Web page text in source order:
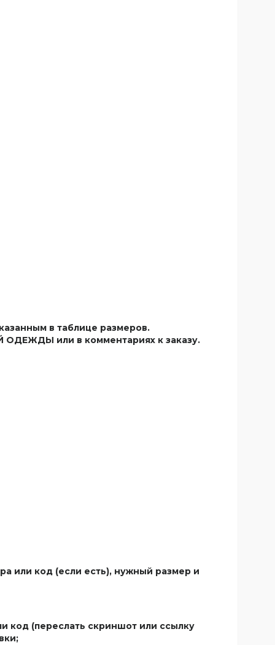
в таблице размеров.
ОДЕЖДЫ или в комментариях к заказу.
или код (если есть), нужный размер и
код (переслать скриншот или ссылку